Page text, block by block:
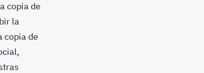
copia de
la
copia de